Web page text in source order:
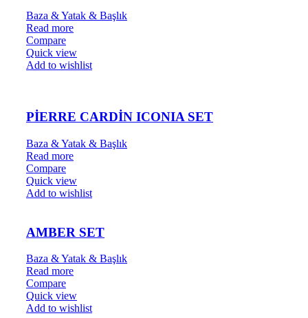
Baza & Yatak & Başlık
Read more
Compare
Quick view
Add to wishlist
PİERRE CARDİN ICONIA SET
Baza & Yatak & Başlık
Read more
Compare
Quick view
Add to wishlist
AMBER SET
Baza & Yatak & Başlık
Read more
Compare
Quick view
Add to wishlist